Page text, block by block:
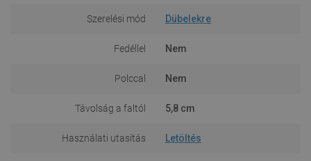
Szerelési mód Dübelekre
Fedéllel Nem
Polccal Nem
Távolság a faltól 5,8 cm
Használati utasítás Letöltés